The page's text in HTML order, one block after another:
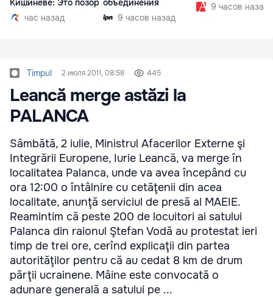
Кишиневе: Это позор
час назад
объединения
9 часов назад
9 часов назад
Timpul 2 июля 2011, 08:58 445
Leancă merge astăzi la
PALANCA
Sâmbătă, 2 iulie, Ministrul Afacerilor Externe şi
Integrării Europene, Iurie Leancă, va merge în
localitatea Palanca, unde va avea începând cu
ora 12:00 o întâlnire cu cetăţenii din acea
localitate, anunţă serviciul de presă al MAEIE.
Reamintim că peste 200 de locuitori ai satului
Palanca din raionul Ştefan Vodă au protestat ieri
timp de trei ore, cerînd explicaţii din partea
autorităţilor pentru că au cedat 8 km de drum
părţii ucrainene. Mâine este convocată o
adunare generală a satului pe ...